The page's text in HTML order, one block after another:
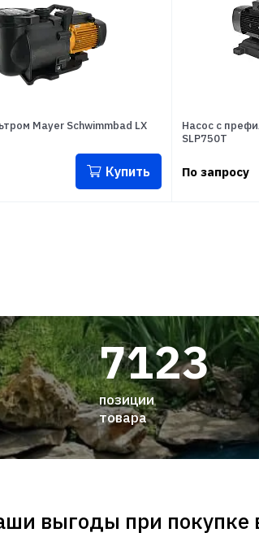
Mayer Schwimmbad LX
Купить
Насос с
SLP750T
По запросу
7123
позиции
товара
выгоды при покупке